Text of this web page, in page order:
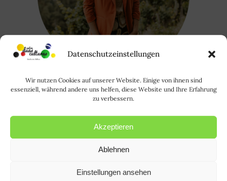
Datenschutzeinstellungen
Wir nutzen Cookies auf unserer Website. Einige von ihnen sind
essenziell, während andere uns helfen, diese Website und Ihre Erfahrung
zu verbessern.
Akzeptieren
Ablehnen
Einstellungen ansehen
Oi, eu sou a Rode. Saiba mais sobre
mimAQUI. | Hallo, ich bin Rode und
erfahrt ihr mehr über mich.
nach: